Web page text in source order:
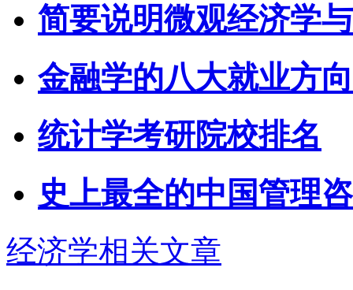
简要说明微观经济学
金融学的八大就业方
统计学考研院校排名
史上最全的中国管理
经济学相关文章